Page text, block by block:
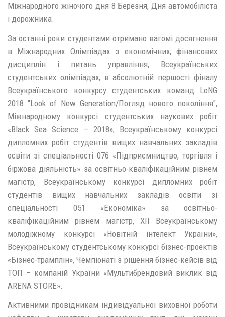
Міжнародного жіночого дня 8 Березня, Дня автомобіліста
і дорожника.
За останні роки студентами отримано вагомі досягнення
в Міжнародних Олімпіадах з економічних, фінансових
дисциплін і питань управління, Всеукраїнських
студентських олімпіадах, в абсолютній першості фіналу
Всеукраїнського конкурсу студентських команд LoNG
2018 "Look of New Generation/Погляд нового покоління",
Міжнародному конкурсі студентських наукових робіт
«Black Sea Science – 2018», Всеукраїнському конкурсі
дипломних робіт студентів вищих навчальних закладів
освіти зі спеціальності 076 «Підприємництво, торгівля і
біржова діяльність» за освітньо-кваліфікаційним рівнем
магістр, Всеукраїнському конкурсі дипломних робіт
студентів вищих навчальних закладів освіти зі
спеціальності 051 «Економіка» за освітньо-
кваліфікаційним рівнем магістр, ХІІ Всеукраїнському
молодіжному конкурсі «Новітній інтелект України»,
Всеукраїнському студентському конкурсі бізнес-проектів
«Бізнес-трамплін», Чемпіонаті з рішення бізнес-кейсів від
ТОП – компаній України «Мультибрендовий виклик від
ARENA STORE».
Активними провідникам індивідуальної виховної роботи